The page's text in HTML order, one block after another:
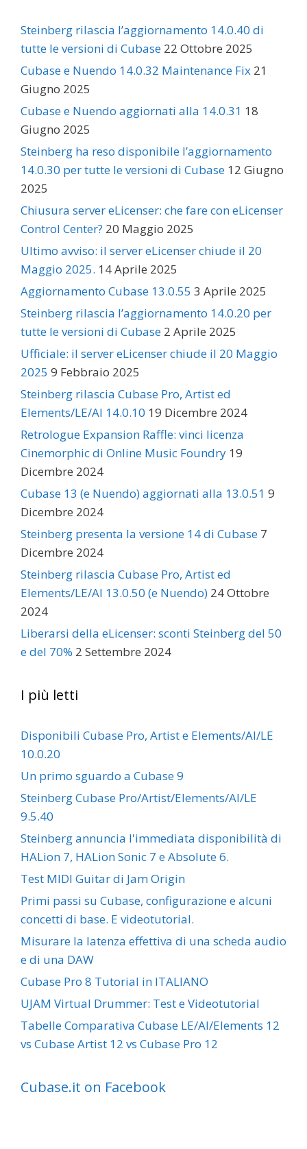
Steinberg rilascia l’aggiornamento 14.0.40 di
tutte le versioni di Cubase 22 Ottobre 2025
Cubase e Nuendo 14.0.32 Maintenance Fix 21
Giugno 2025
Cubase e Nuendo aggiornati alla 14.0.31 18
Giugno 2025
Steinberg ha reso disponibile l’aggiornamento
14.0.30 per tutte le versioni di Cubase 12 Giugno
2025
Chiusura server eLicenser: che fare con eLicenser
Control Center? 20 Maggio 2025
Ultimo avviso: il server eLicenser chiude il 20
Maggio 2025. 14 Aprile 2025
Aggiornamento Cubase 13.0.55 3 Aprile 2025
Steinberg rilascia l’aggiornamento 14.0.20 per
tutte le versioni di Cubase 2 Aprile 2025
Ufficiale: il server eLicenser chiude il 20 Maggio
2025 9 Febbraio 2025
Steinberg rilascia Cubase Pro, Artist ed
Elements/LE/AI 14.0.10 19 Dicembre 2024
Retrologue Expansion Raffle: vinci licenza
Cinemorphic di Online Music Foundry 19
Dicembre 2024
Cubase 13 (e Nuendo) aggiornati alla 13.0.51 9
Dicembre 2024
Steinberg presenta la versione 14 di Cubase 7
Dicembre 2024
Steinberg rilascia Cubase Pro, Artist ed
Elements/LE/AI 13.0.50 (e Nuendo) 24 Ottobre
2024
Liberarsi della eLicenser: sconti Steinberg del 50
e del 70% 2 Settembre 2024
I più letti
Disponibili Cubase Pro, Artist e Elements/AI/LE
10.0.20
Un primo sguardo a Cubase 9
Steinberg Cubase Pro/Artist/Elements/AI/LE
9.5.40
Steinberg annuncia l'immediata disponibilità di
HALion 7, HALion Sonic 7 e Absolute 6.
Test MIDI Guitar di Jam Origin
Primi passi su Cubase, configurazione e alcuni
concetti di base. E videotutorial.
Misurare la latenza effettiva di una scheda audio
e di una DAW
Cubase Pro 8 Tutorial in ITALIANO
UJAM Virtual Drummer: Test e Videotutorial
Tabelle Comparativa Cubase LE/AI/Elements 12
vs Cubase Artist 12 vs Cubase Pro 12
Cubase.it on Facebook